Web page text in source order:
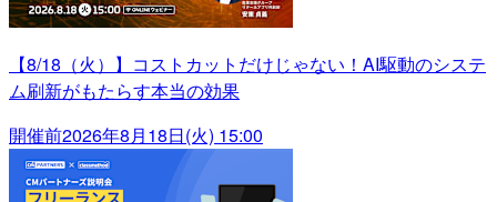
【8/18（火）】コストカットだけじゃない！AI駆動のシステ
ム刷新がもたらす本当の効果
開催前2026年8月18日(火) 15:00